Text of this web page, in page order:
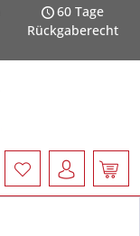
60 Tage
Rückgaberecht